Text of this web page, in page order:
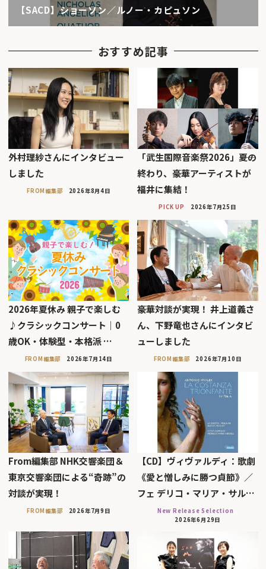
【SACD】ショーソン／ルノー・カピュソン
おすすめ記事
外村理紗さんにインタビュー
しました
FROM編集部 2026年8月4日
「武生国際音楽祭2026」――夏の
終わり、豪華アーティストが
福井に集結！
PICK UP 2026年7月25日
2026年夏休み 親子で楽しむ
♪クラシックコンサート｜0
歳OK・体験型・本格派 …
FROM編集部 2026年7月14日
豪華対談が実現！ 井上道義さ
ん、下野竜也さんにインタビ
ューしました
FROM編集部 2026年7月10日
From編集部 NHK交響楽団＆
東京交響楽団による“奇跡”の
対談が実現！
FROM編集部 2026年7月9日
【CD】ヴィヴァルディ：歌劇
《愛と憎しみに勝つ貞節》／
フェ デリコ・マリア・サル…
New Release Selection
2026年6月29日